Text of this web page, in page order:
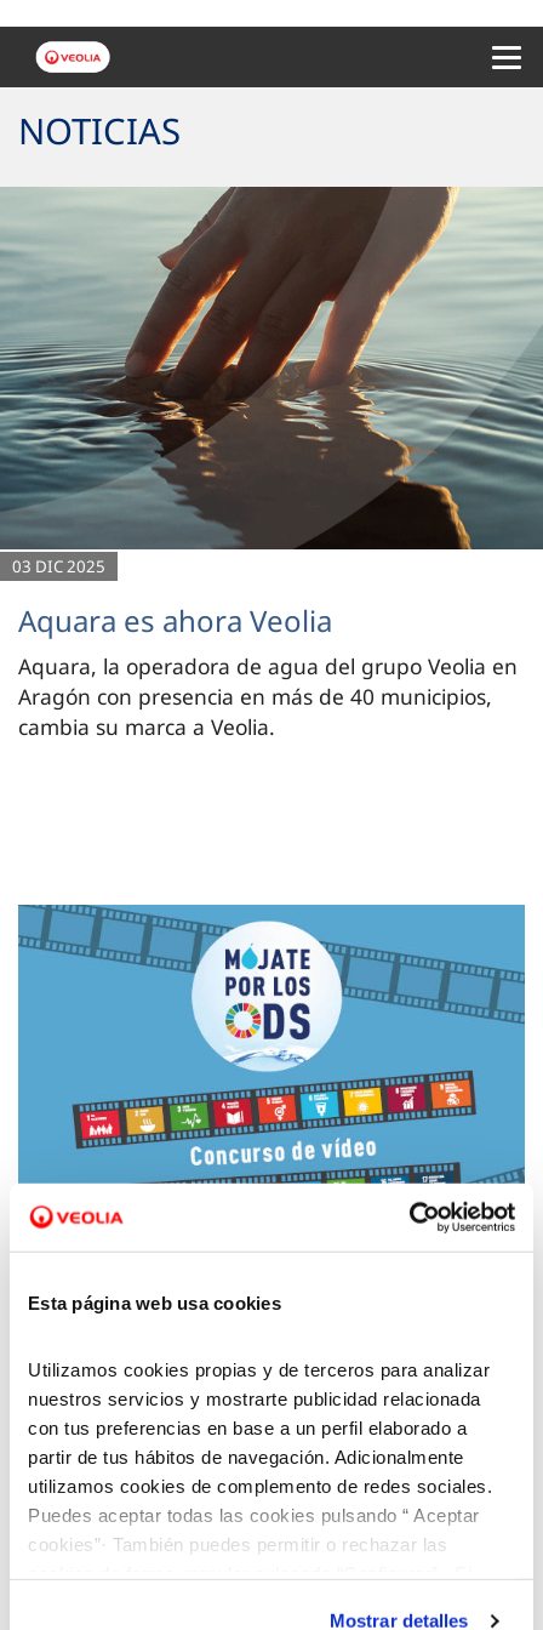
Esta página web usa cookies
Utilizamos cookies propias y de terceros para analizar
nuestros servicios y mostrarte publicidad relacionada
con tus preferencias en base a un perfil elaborado a
partir de tus hábitos de navegación. Adicionalmente
utilizamos cookies de complemento de redes sociales.
Puedes aceptar todas las cookies pulsando “ Aceptar
cookies”· También puedes permitir o rechazar las
Mostrar detalles
NOTICIAS
03 DIC 2025
Aquara es ahora Veolia
Aquara, la operadora de agua del grupo Veolia en
Aragón con presencia en más de 40 municipios,
cambia su marca a Veolia.
03 MAR 2021
los ODS’, el concurso de vídeo de Aquara
Desarrollo Sostenible